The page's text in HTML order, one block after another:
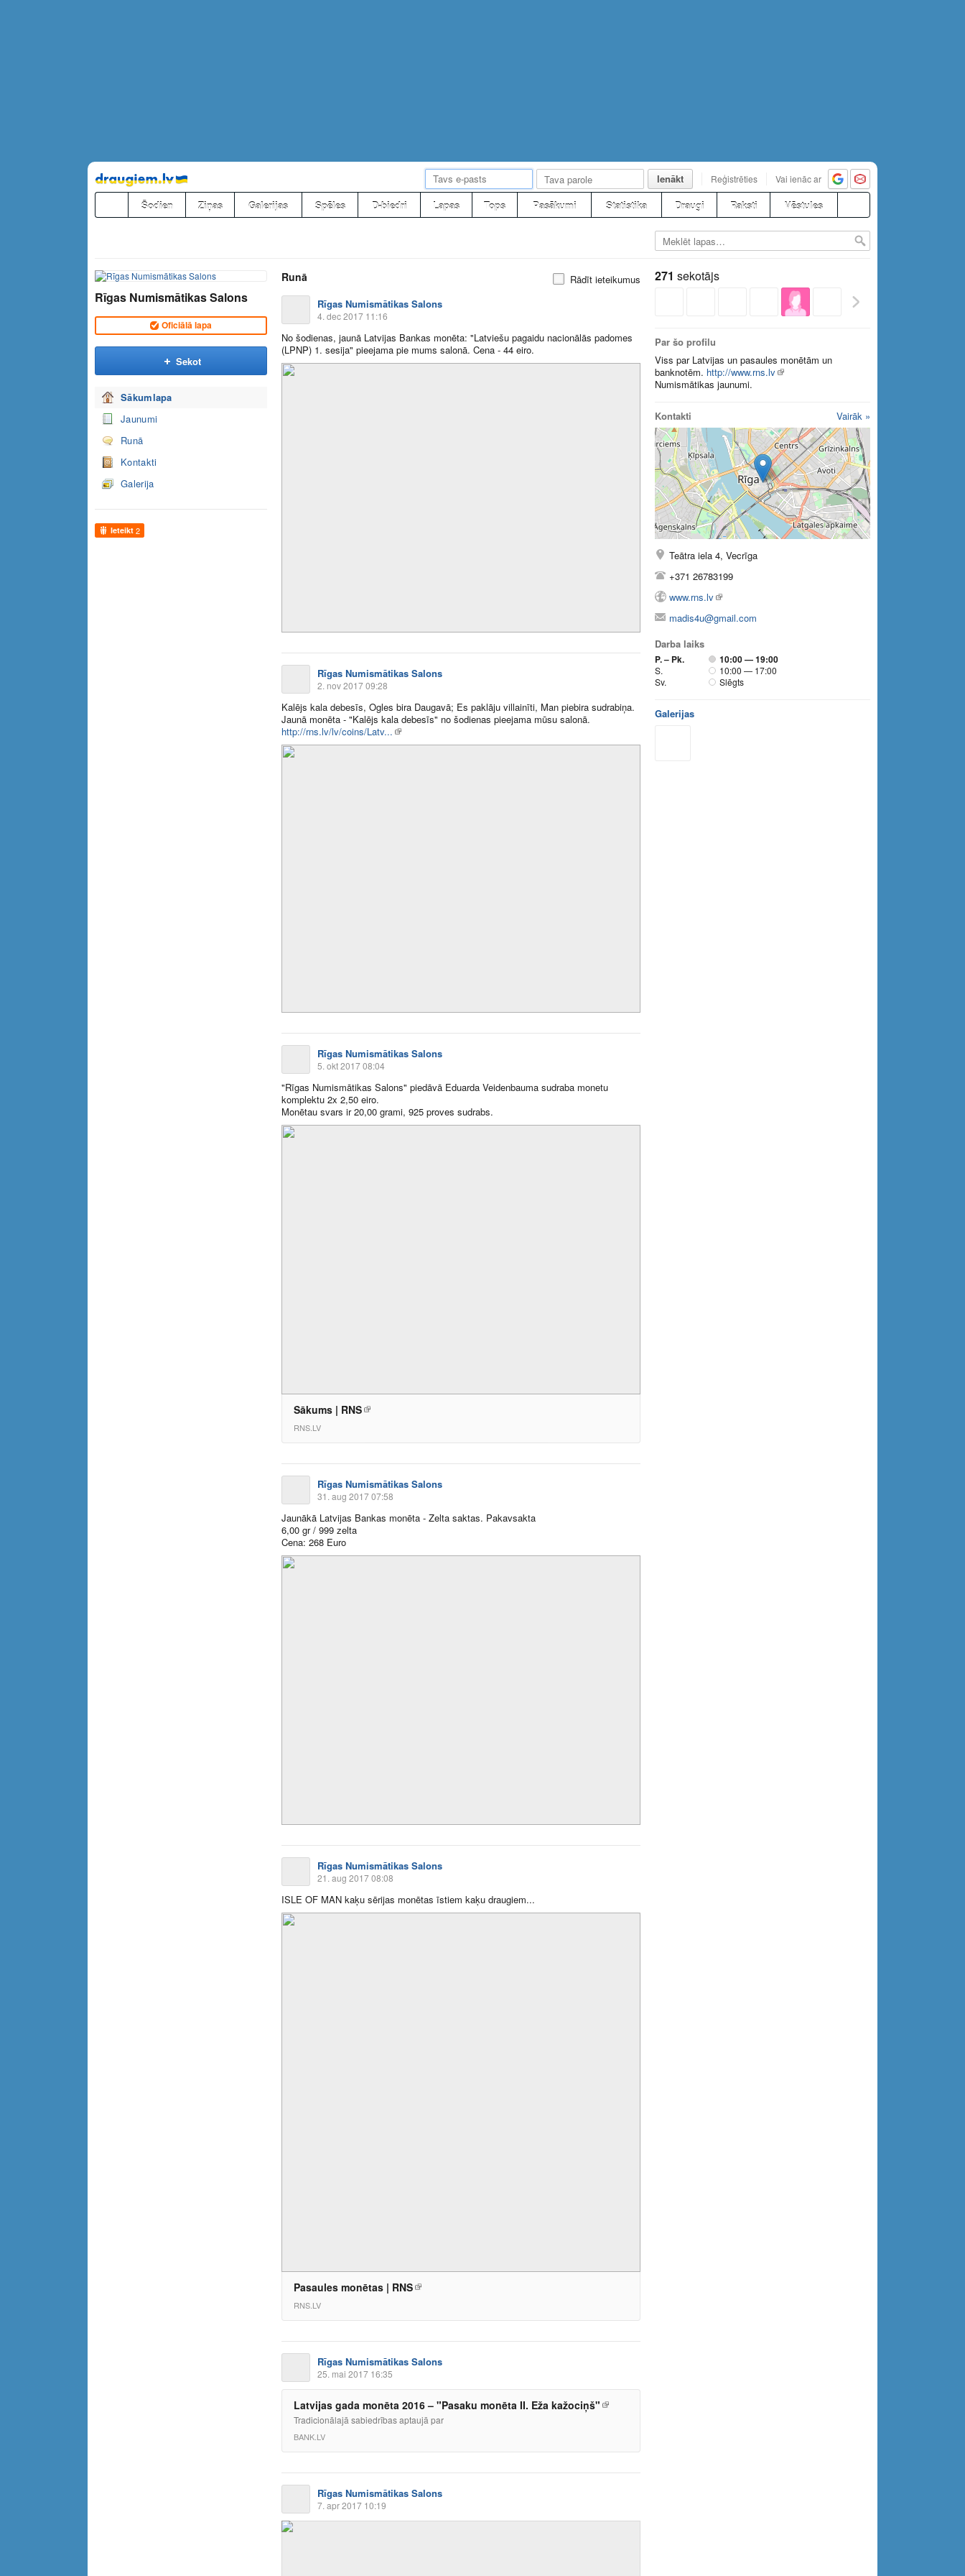
Pāriet
uz
saturu
Ienākt Reģistrēties Vai ienāc ar
Šodien Ziņas Galerijas Spēles D-biedri Lapas Tops Pasākumi Statistika Draugi Raksti Vēstules
Rīgas Numismātikas Salons
Oficiālā lapa
Sekot
Sākumlapa
Jaunumi
Runā
Kontakti
Galerija
Ieteikt 2
Runā
Rādīt ieteikumus
Rīgas Numismātikas Salons
4. dec 2017 11:16
No šodienas, jaunā Latvijas Bankas monēta: "Latviešu pagaidu nacionālās padomes
(LPNP) 1. sesija" pieejama pie mums salonā. Cena - 44 eiro.
Rīgas Numismātikas Salons
2. nov 2017 09:28
Kalējs kala debesīs, Ogles bira Daugavā; Es paklāju villainīti, Man piebira sudrabiņa.
Jaunā monēta - "Kalējs kala debesīs" no šodienas pieejama mūsu salonā.
http://rns.lv/lv/coins/Latv...
Rīgas Numismātikas Salons
5. okt 2017 08:04
"Rīgas Numismātikas Salons" piedāvā Eduarda Veidenbauma sudraba monetu
komplektu 2x 2,50 eiro.
Monētau svars ir 20,00 grami, 925 proves sudrabs.
Sākums | RNS
RNS.LV
Rīgas Numismātikas Salons
31. aug 2017 07:58
Jaunākā Latvijas Bankas monēta - Zelta saktas. Pakavsakta
6,00 gr / 999 zelta
Cena: 268 Euro
Rīgas Numismātikas Salons
21. aug 2017 08:08
ISLE OF MAN kaķu sērijas monētas īstiem kaķu draugiem...
Pasaules monētas | RNS
RNS.LV
Rīgas Numismātikas Salons
25. mai 2017 16:35
Latvijas gada monēta 2016 – "Pasaku monēta II. Eža kažociņš"
Tradicionālajā sabiedrības aptaujā par
BANK.LV
Rīgas Numismātikas Salons
7. apr 2017 10:19
271 sekotājs
Par šo profilu
Viss par Latvijas un pasaules monētām un
banknotēm. http://www.rns.lv
Numismātikas jaunumi.
Kontakti Vairāk »
Teātra iela 4, Vecrīga
+371 26783199
www.rns.lv
madis4u@gmail.com
Darba laiks
P. – Pk. 10:00 — 19:00
S.
10:00 — 17:00
Sv.
Slēgts
Galerijas